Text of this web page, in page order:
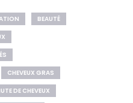
BEAUTÉ
CHEVEUX GRAS
DE CHEVEUX